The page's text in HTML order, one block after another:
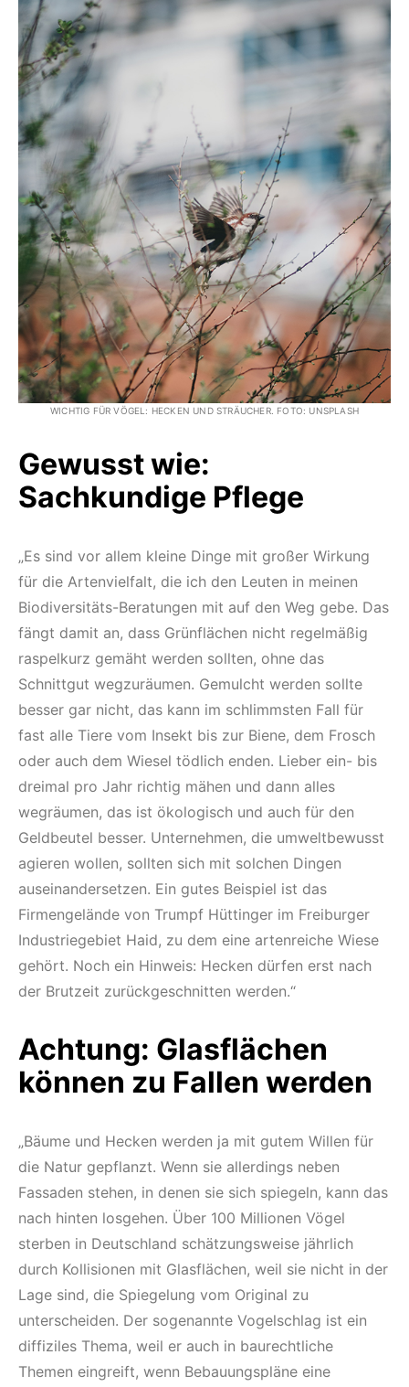
WICHTIG FÜR VÖGEL: HECKEN UND STRÄUCHER. FOTO: UNSPLASH
Gewusst wie:
Sachkundige Pflege
„Es sind vor allem kleine Dinge mit großer Wirkung
für die Artenvielfalt, die ich den Leuten in meinen
Biodiversitäts-Beratungen mit auf den Weg gebe. Das
fängt damit an, dass Grünflächen nicht regelmäßig
raspelkurz gemäht werden sollten, ohne das
Schnittgut wegzuräumen. Gemulcht werden sollte
besser gar nicht, das kann im schlimmsten Fall für
fast alle Tiere vom Insekt bis zur Biene, dem Frosch
oder auch dem Wiesel tödlich enden. Lieber ein- bis
dreimal pro Jahr richtig mähen und dann alles
wegräumen, das ist ökologisch und auch für den
Geldbeutel besser. Unternehmen, die umweltbewusst
agieren wollen, sollten sich mit solchen Dingen
auseinandersetzen. Ein gutes Beispiel ist das
Firmengelände von Trumpf Hüttinger im Freiburger
Industriegebiet Haid, zu dem eine artenreiche Wiese
gehört. Noch ein Hinweis: Hecken dürfen erst nach
der Brutzeit zurückgeschnitten werden.“
Achtung: Glasflächen
können zu Fallen werden
„Bäume und Hecken werden ja mit gutem Willen für
die Natur gepflanzt. Wenn sie allerdings neben
Fassaden stehen, in denen sie sich spiegeln, kann das
nach hinten losgehen. Über 100 Millionen Vögel
sterben in Deutschland schätzungsweise jährlich
durch Kollisionen mit Glasflächen, weil sie nicht in der
Lage sind, die Spiegelung vom Original zu
unterscheiden. Der sogenannte Vogelschlag ist ein
diffiziles Thema, weil er auch in baurechtliche
Themen eingreift, wenn Bebauungspläne eine